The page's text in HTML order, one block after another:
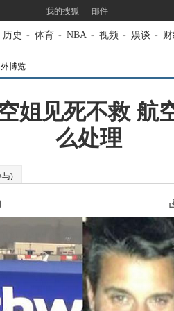
我的搜狐 邮件
历史 - 体育 - NBA - 视频 - 娱谈 -
博览
姐见死不救 航
么处理
与)